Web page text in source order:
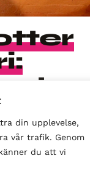
din upplevelse,
vår trafik. Genom
du att vi